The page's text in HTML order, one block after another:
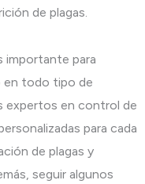
de plagas.
importante para
en todo tipo de
expertos en control de
para cada
de plagas y
seguir algunos